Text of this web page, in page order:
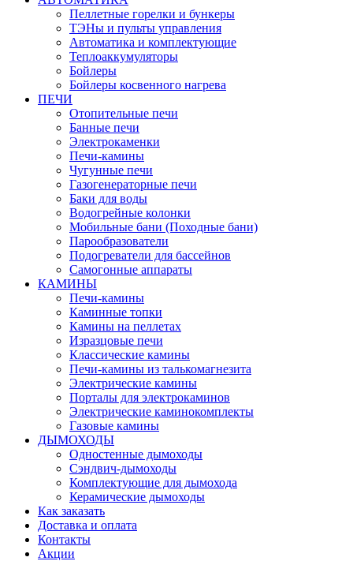
Пеллетные горелки и бункеры
ТЭНы и пульты управления
Автоматика и комплектующие
Теплоаккумуляторы
Бойлеры
Бойлеры косвенного нагрева
ПЕЧИ
Отопительные печи
Банные печи
Электрокаменки
Печи-камины
Чугунные печи
Газогенераторные печи
Баки для воды
Водогрейные колонки
Мобильные бани (Походные бани)
Парообразователи
Подогреватели для бассейнов
Самогонные аппараты
КАМИНЫ
Печи-камины
Каминные топки
Камины на пеллетах
Изразцовые печи
Классические камины
Печи-камины из талькомагнезита
Электрические камины
Порталы для электрокаминов
Электрические каминокомплекты
Газовые камины
ДЫМОХОДЫ
Одностенные дымоходы
Сэндвич-дымоходы
Комплектующие для дымохода
Керамические дымоходы
Как заказать
Доставка и оплата
Контакты
Акции